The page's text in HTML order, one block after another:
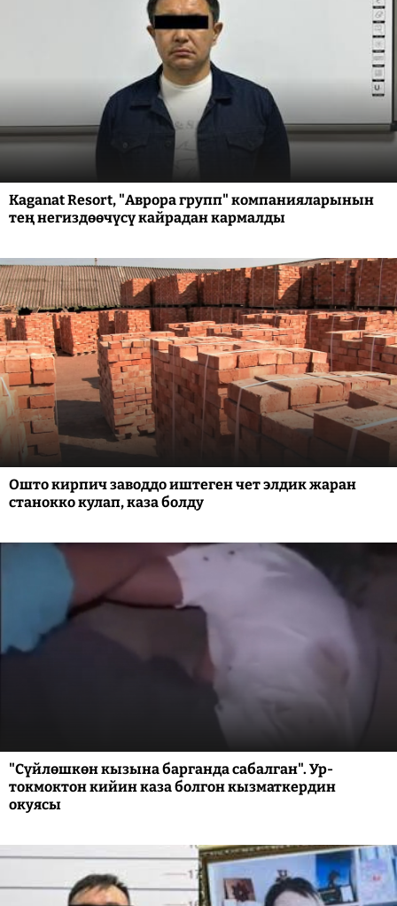
Kaganat Resort, "Аврора групп" компанияларынын
тең негиздөөчүсү кайрадан кармалды
Ошто кирпич заводдо иштеген чет элдик жаран
станокко кулап, каза болду
"Сүйлөшкөн кызына барганда сабалган". Ур-
токмоктон кийин каза болгон кызматкердин
окуясы